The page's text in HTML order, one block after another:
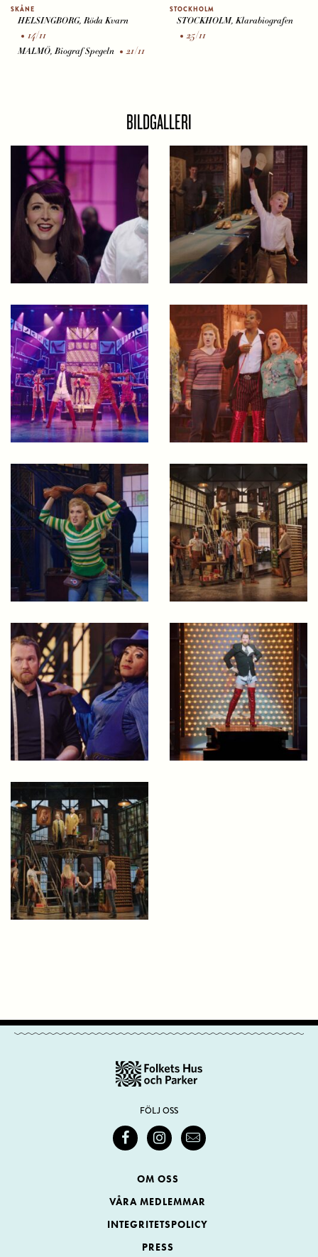
SKÅNE
HELSINGBORG, Röda Kvarn
14/11
MALMÖ, Biograf Spegeln 21/11
STOCKHOLM
STOCKHOLM, Klarabiografen
25/11
BILDGALLERI
FÖLJ OSS
OM OSS
VÅRA MEDLEMMAR
INTEGRITETSPOLICY
PRESS